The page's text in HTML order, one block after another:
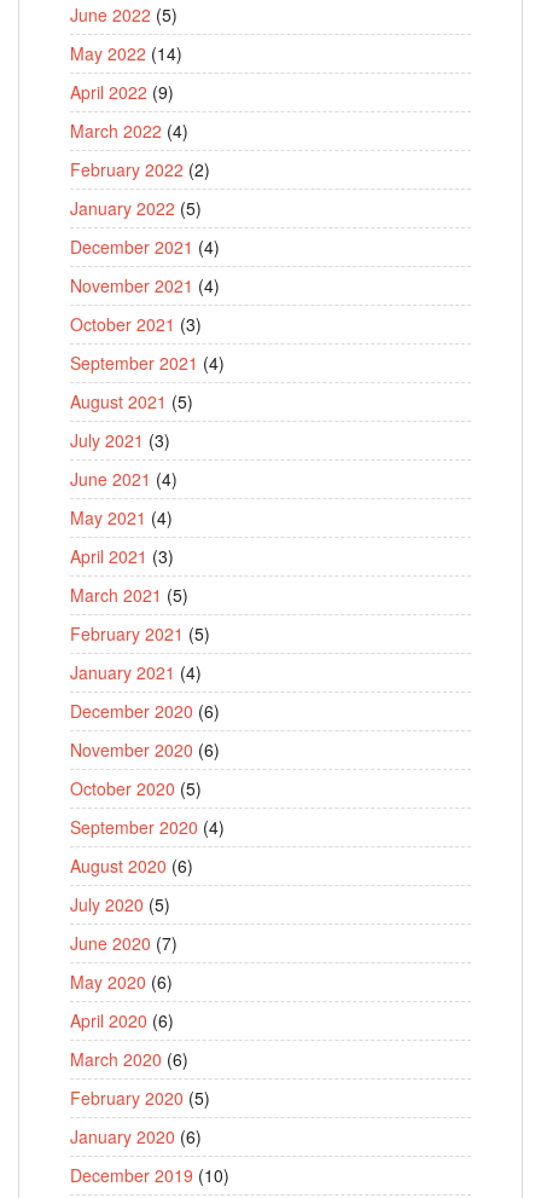
June 2022 (5)
May 2022 (14)
April 2022 (9)
March 2022 (4)
February 2022 (2)
January 2022 (5)
December 2021 (4)
November 2021 (4)
October 2021 (3)
September 2021 (4)
August 2021 (5)
July 2021 (3)
June 2021 (4)
May 2021 (4)
April 2021 (3)
March 2021 (5)
February 2021 (5)
January 2021 (4)
December 2020 (6)
November 2020 (6)
October 2020 (5)
September 2020 (4)
August 2020 (6)
July 2020 (5)
June 2020 (7)
May 2020 (6)
April 2020 (6)
March 2020 (6)
February 2020 (5)
January 2020 (6)
December 2019 (10)